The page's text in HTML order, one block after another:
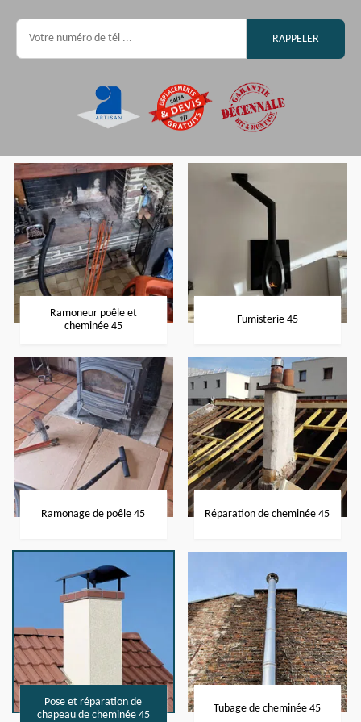
Ramoneur poêle et
cheminée 45
Fumisterie 45
Ramonage de poêle 45 Réparation de cheminée 45
Pose et réparation de
chapeau de cheminée 45
Tubage de cheminée 45